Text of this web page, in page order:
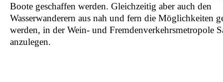
Boote geschaffen werden. Gleichzeitig aber auch den
Wasserwanderern aus nah und fern die Möglichkeiten
werden, in der Wein- und Fremdenverkehrsmetropole
anzulegen.